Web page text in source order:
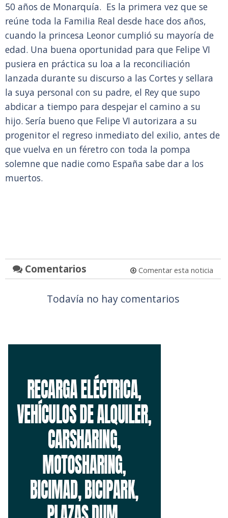
50 años de Monarquía. Es la primera vez que se
reúne toda la Familia Real desde hace dos años,
cuando la princesa Leonor cumplió su mayoría de
edad. Una buena oportunidad para que Felipe VI
pusiera en práctica su loa a la reconciliación
lanzada durante su discurso a las Cortes y sellara
la suya personal con su padre, el Rey que supo
abdicar a tiempo para despejar el camino a su
hijo. Sería bueno que Felipe VI autorizara a su
progenitor el regreso inmediato del exilio, antes de
que vuelva en un féretro con toda la pompa
solemne que nadie como España sabe dar a los
muertos.
Comentarios Comentar esta noticia
Todavía no hay comentarios